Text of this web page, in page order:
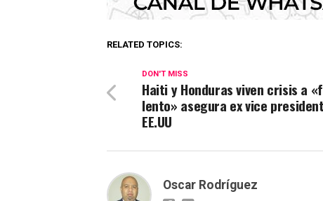
RELATED TOPICS:
DON'T MISS
Haiti y Honduras viven crisis a
lento» asegura ex vice
EE.UU
Oscar Rodríguez